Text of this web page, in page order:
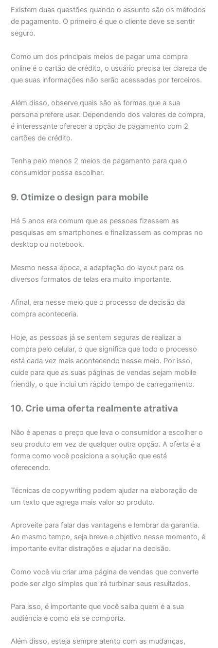
Existem duas questões quando o assunto são os métodos
de pagamento. O primeiro é que o cliente deve se sentir
seguro.
Como um dos principais meios de pagar uma compra
online é o cartão de crédito, o usuário precisa ter clareza de
que suas informações não serão acessadas por terceiros.
Além disso, observe quais são as formas que a sua
persona prefere usar. Dependendo dos valores de compra,
é interessante oferecer a opção de pagamento com 2
cartões de crédito.
Tenha pelo menos 2 meios de pagamento para que o
consumidor possa escolher.
9. Otimize o design para mobile
Há 5 anos era comum que as pessoas fizessem as
pesquisas em smartphones e finalizassem as compras no
desktop ou notebook.
Mesmo nessa época, a adaptação do layout para os
diversos formatos de telas era muito importante.
Afinal, era nesse meio que o processo de decisão da
compra aconteceria.
Hoje, as pessoas já se sentem seguras de realizar a
compra pelo celular, o que significa que todo o processo
está cada vez mais acontecendo nesse meio. Por isso,
cuide para que as suas páginas de vendas sejam mobile
friendly, o que inclui um rápido tempo de carregamento.
10. Crie uma oferta realmente atrativa
Não é apenas o preço que leva o consumidor a escolher o
seu produto em vez de qualquer outra opção. A oferta é a
forma como você posiciona a solução que está
oferecendo.
Técnicas de copywriting podem ajudar na elaboração de
um texto que agrega mais valor ao produto.
Aproveite para falar das vantagens e lembrar da garantia.
Ao mesmo tempo, seja breve e objetivo nesse momento, é
importante evitar distrações e ajudar na decisão.
Como você viu criar uma página de vendas que converte
pode ser algo simples que irá turbinar seus resultados.
Para isso, é importante que você saiba quem é a sua
audiência e como ela se comporta.
Além disso, esteja sempre atento com as mudanças,